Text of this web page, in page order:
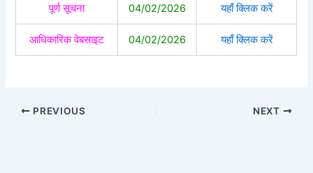
पूर्ण सूचना 04/02/2026 यहाँ क्लिक करें
आधिकारिक वेबसाइट 04/02/2026 यहाँ क्लिक करें
PREVIOUS NEXT